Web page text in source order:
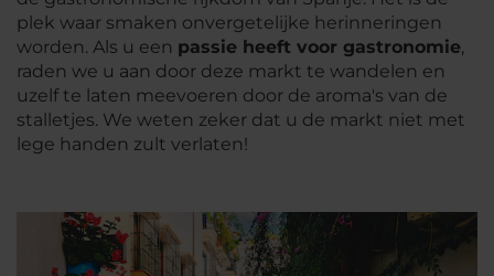
plek waar smaken onvergetelijke herinneringen
worden. Als u een passie heeft voor gastronomie,
raden we u aan door deze markt te wandelen en
uzelf te laten meevoeren door de aroma's van de
stalletjes. We weten zeker dat u de markt niet met
lege handen zult verlaten!